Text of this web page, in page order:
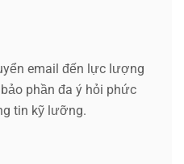
email đến lực lượng
phần đa ý hỏi phức
tin kỹ lưỡng.